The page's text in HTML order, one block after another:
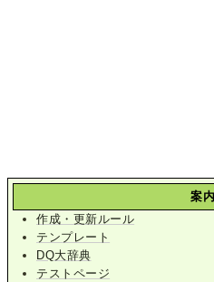
案内
作成・更新ルール
テンプレート
DQ大辞典
テストページ